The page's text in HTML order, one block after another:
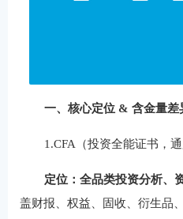
一、核心定位 & 含金量差
1.CFA（投资全能证书，
定位：全品类投资分析、
盖财报、权益、固收、衍生品